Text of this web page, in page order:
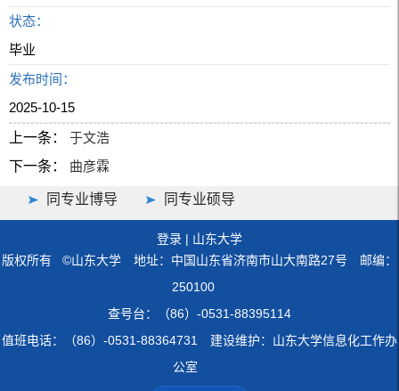
状态：
毕业
发布时间：
2025-10-15
上一条：
于文浩
下一条：
曲彦霖
同专业博导 同专业硕导
登录 | 山东大学
版权所有 ©山东大学 地址：中国山东省济南市山大南路27号 邮编：
250100
查号台：（86）-0531-88395114
值班电话：（86）-0531-88364731 建设维护：山东大学信息化工作办
公室